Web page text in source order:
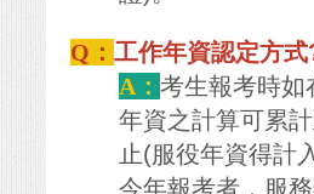
Q：工作年資認定方式
A：考生報考時如
年資之計算可累
止(服役年資得計
今年報考者，服